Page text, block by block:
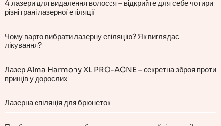
4 лазери для видалення волосся – відкрийте для себе чотири
різні грані лазерної епіляції
Чому варто вибрати лазерну епіляцію? Як виглядає
лікування?
Лазер Alma Harmony XL PRO-ACNE – секретна зброя проти
прищів у дорослих
Лазерна епіляція для брюнеток